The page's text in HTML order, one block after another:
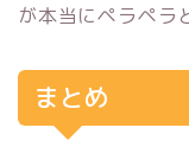
が本当にペラペラ
まとめ